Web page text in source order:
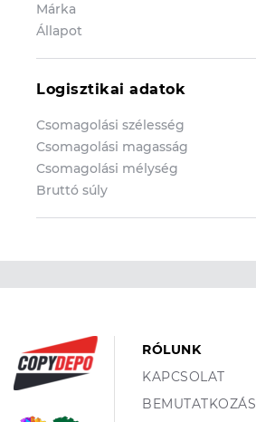
Márka
Állapot
Logisztikai adatok
Csomagolási szélesség
Csomagolási magasság
Csomagolási mélység
Bruttó súly
RÓLUNK
KAPCSOLAT
BEMUTATKOZÁS